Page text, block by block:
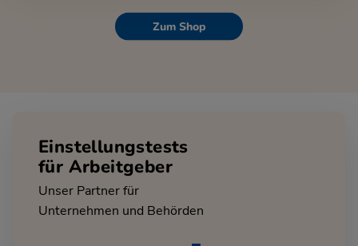
Zum Shop
Einstellungstests
für Arbeitgeber
Unser Partner für
Unternehmen und Behörden